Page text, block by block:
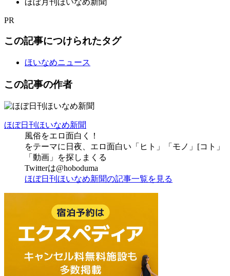
PR
この記事につけられたタグ
ほいなめニュース
この記事の作者
ほぼ日刊ほいなめ新聞
風俗をエロ面白く！
をテーマに日夜、エロ面白い「ヒト」「モノ」[コト」
「動画」を探しまくる
Twitterは@hoboduma
ほぼ日刊ほいなめ新聞の記事一覧を見る